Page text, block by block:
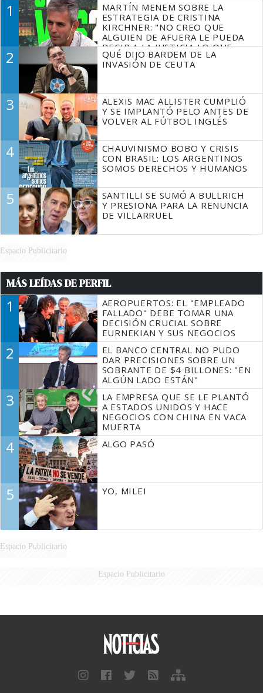
1
MARTÍN MENEM SOBRE LA
ESTRATEGIA DE CRISTINA
KIRCHNER: "NO CREO QUE
ALGUIEN DE AFUERA LE PUEDA
DECIR A LA JUSTICIA LO QUE
TIENE QUE HACER"
2
QUÉ DIJO BARDEM DE LA
INVASIÓN DE CEUTA
3
ALEXIS MAC ALLISTER CUMPLIÓ
Y SE IMPLANTÓ PELO ANTES DE
VOLVER AL FÚTBOL INGLÉS
4
CHAUVINISMO BOBO Y CRISIS
CON BRASIL: LOS ARGENTINOS
SOMOS DERECHOS Y HUMANOS
5
SANTILLI SE SUMÓ A BULLRICH
Y PRESIONA PARA LA RENUNCIA
DE VILLARRUEL
Espacio Publicitario
MÁS LEÍDAS DE PERFIL
1
AEROPUERTOS: EL "EMPLEADO
FALLADO" DEBE TOMAR UNA
DECISIÓN CRUCIAL SOBRE
EURNEKIAN Y SUS NEGOCIOS
2
EL BANCO CENTRAL NO PUDO
DAR PRECISIONES SOBRE UN
SOBRANTE DE $4 BILLONES: "EN
ALGÚN LADO ESTÁN"
3
LA EMPRESA QUE SE LE PLANTÓ
A ESTADOS UNIDOS Y HACE
NEGOCIOS CON CHINA EN VACA
MUERTA
4 ALGO PASÓ
5 YO, MILEI
Espacio Publicitario
Espacio Publicitario